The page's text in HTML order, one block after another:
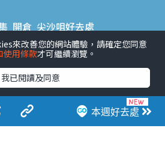
本週好去處
開倉 尖沙咀好去處
處 荃灣好去處 旺角好去處 社會
動推介 #美食社群熱話
應用程式
#限時搶
商戶中心 #著數 #網絡熱話
來改善您的網站體驗，請確定您同意
使用條款才可繼續瀏覽。
我已閱讀及同意